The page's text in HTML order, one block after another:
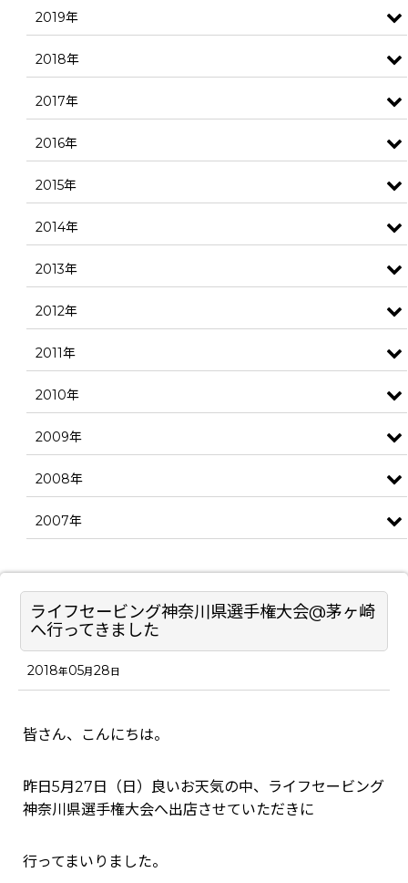
ライフセービング神奈川県選手権大会@茅ヶ崎
へ行ってきました
2018年05月28日
皆さん、こんにちは。
昨日5月27日（日）良いお天気の中、ライフセービング
神奈川県選手権大会へ出店させていただきに
行ってまいりました。
2019年
2018年
2017年
2016年
2015年
2014年
2013年
2012年
2011年
2010年
2009年
2008年
2007年